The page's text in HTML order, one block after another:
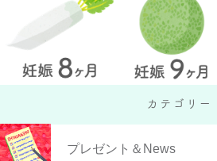
プレゼント＆News